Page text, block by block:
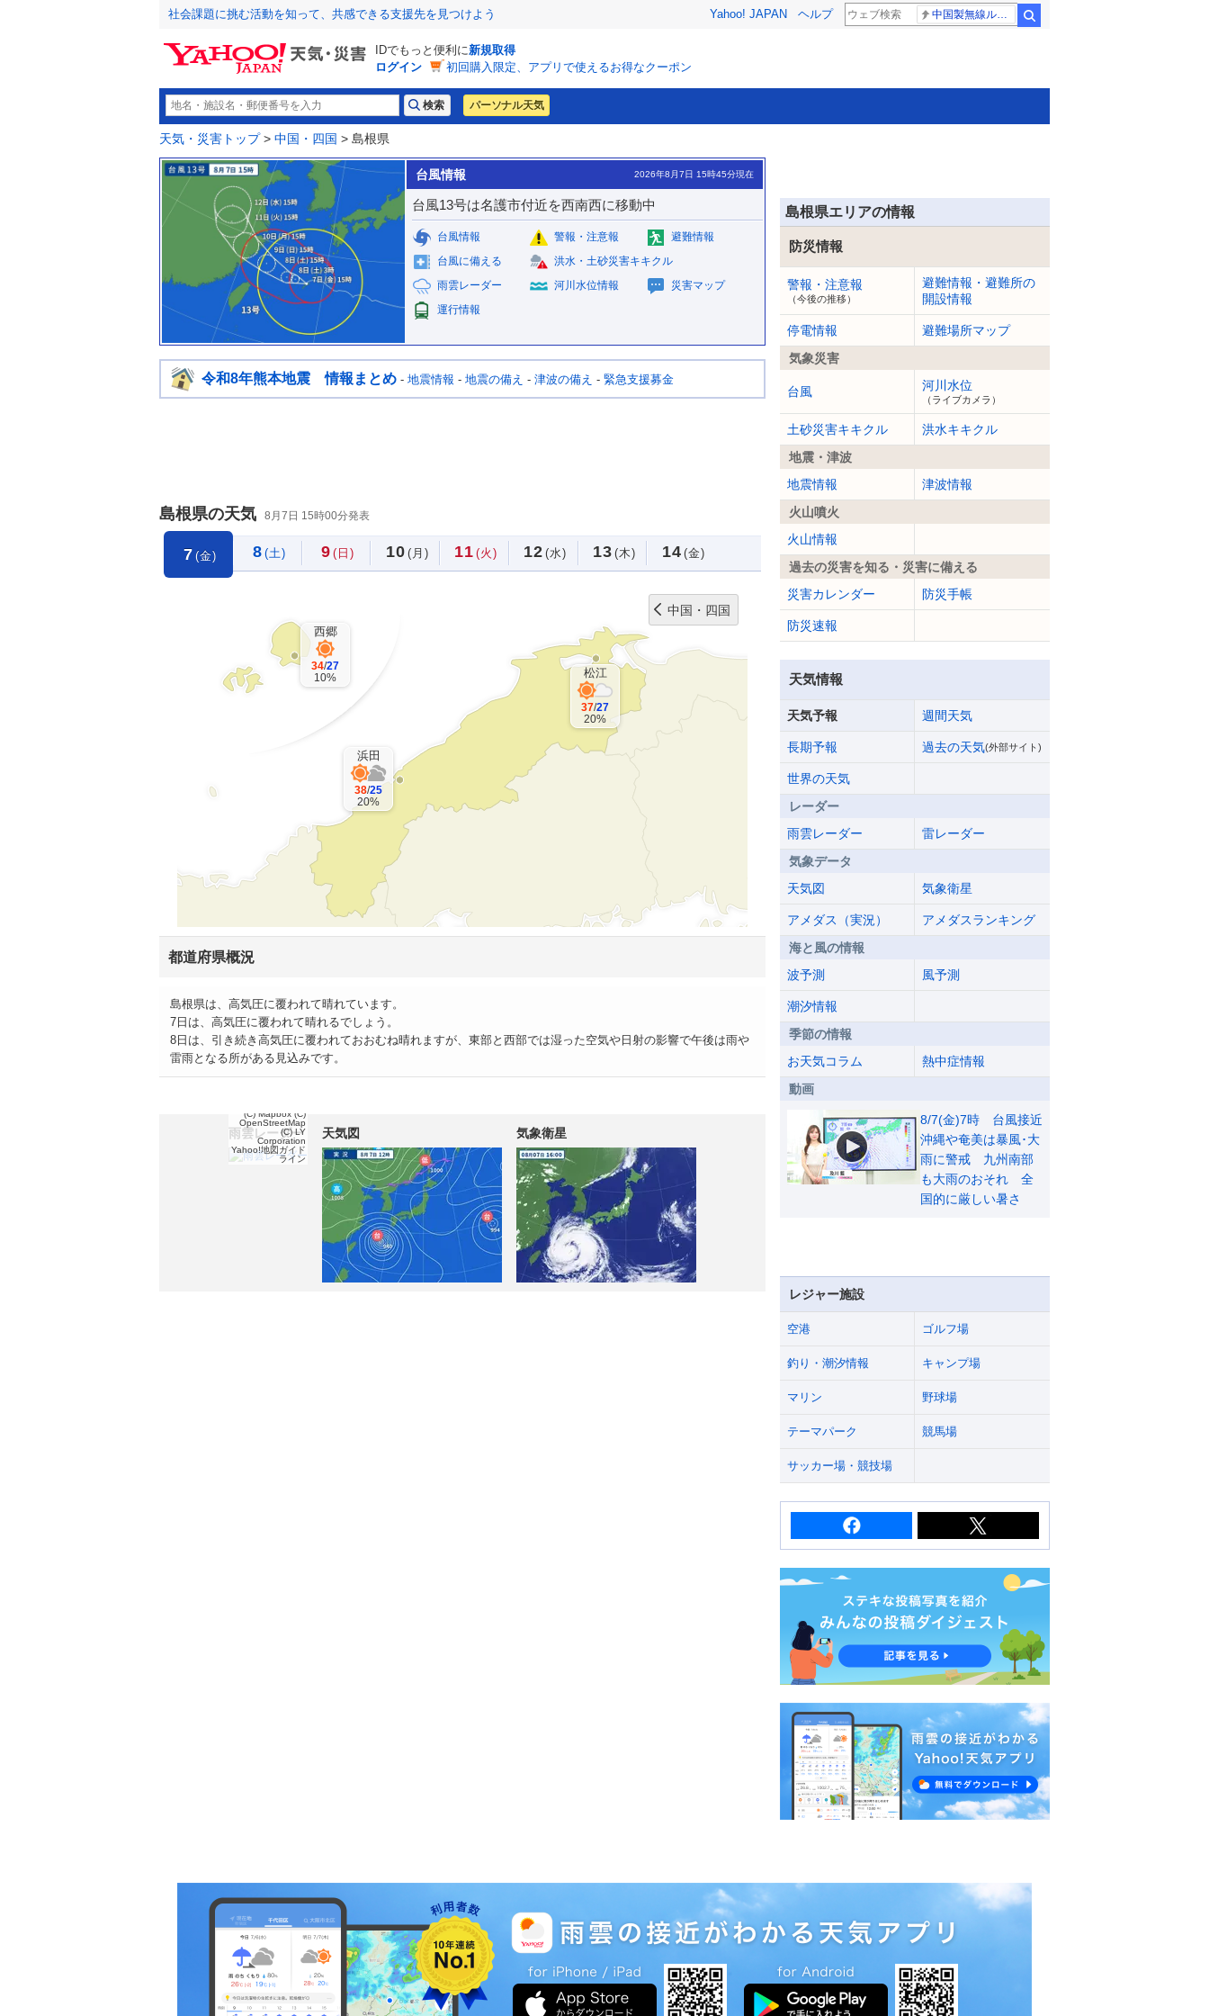
社会課題に挑む活動を知って、共感できる支援先を見つけよう Yahoo! JAPAN ヘルプ
IDでもっと便利に新規取得
ログイン
初回購入限定、アプリで使えるお得なクーポン
パーソナル天気
天気・災害トップ> 中国・四国 > 島根県
台風情報 2026年8月7日 15時45分現在
台風13号は名護市付近を西南西に移動中
台風情報 警報・注意報
避難情報
台風に備える
洪水・土砂災害キキクル
雨雲レーダー
河川水位情報
災害マップ
運行情報
令和8年熊本地震 情報まとめ - 地震情報 - 地震の備え - 津波の備え - 緊急支援募金
島根県の天気 8月7日 15時00分発表
7 (金) 8 (土) 9 (日) 10 (月) 11 (火) 12 (水) 13 (木) 14 (金)
中国・四国
松江
37/27
20%
浜田
38/25
20%
西郷
34/27
10%
都道府県概況
島根県は、高気圧に覆われて晴れています。
7日は、高気圧に覆われて晴れるでしょう。
8日は、引き続き高気圧に覆われておおむね晴れますが、東部と西部では湿った空気や日射の影響で午後は雨や
雷雨となる所がある見込みです。
雨雲レーダー
(C) Mapbox (C)
OpenStreetMap
(C) LY
Corporation
Yahoo!地図ガイド
ライン
天気図 気象衛星
島根県エリアの情報
防災情報
警報・注意報
（今後の推移）
避難情報・避難所の
開設情報
停電情報
避難場所マップ
気象災害
台風 河川水位
（ライブカメラ）
土砂災害キキクル
洪水キキクル
地震・津波
地震情報
津波情報
火山噴火
火山情報
過去の災害を知る・災害に備える
災害カレンダー
防災手帳
防災速報
天気情報
天気予報 週間天気
長期予報 過去の天気(外部サイト)
世界の天気
レーダー
雨雲レーダー
雷レーダー
気象データ
天気図
気象衛星
アメダス（実況）
アメダスランキング
海と風の情報
波予測
風予測
潮汐情報
季節の情報
お天気コラム
熱中症情報
動画
8/7(金)7時 台風接近
沖縄や奄美は暴風･大
雨に警戒 九州南部
も大雨のおそれ 全
国的に厳しい暑さ
レジャー施設
空港 ゴルフ場
釣り・潮汐情報 キャンプ場
マリン 野球場
テーマパーク 競馬場
サッカー場・競技場